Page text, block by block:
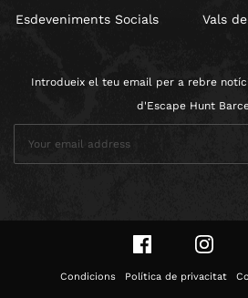
Esdeveniments Socials
Vals
Introdueix el teu email per a rebre
d'Escape Hunt
Condicions Política de privacitat